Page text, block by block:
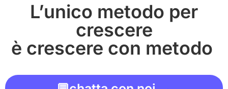
L’unico metodo per
crescere
è crescere con metodo